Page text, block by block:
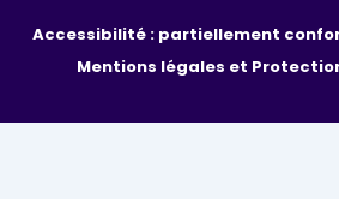
Accessibilité : partiellement
Mentions légales et